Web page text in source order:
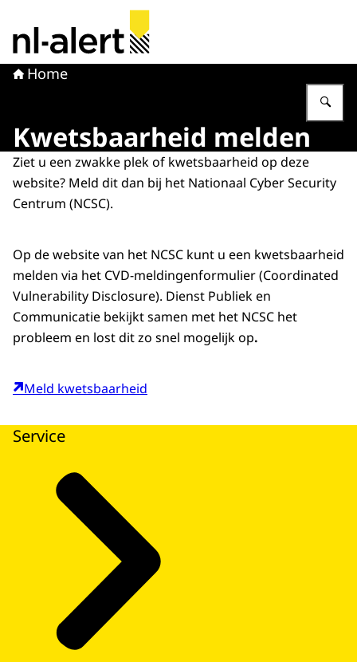
Naar de homepage van NL Alert
Home
Kwetsbaarheid melden
Ziet u een zwakke plek of kwetsbaarheid op deze
website? Meld dit dan bij het Nationaal Cyber Security
Centrum (NCSC).
Op de website van het NCSC kunt u een kwetsbaarheid
melden via het CVD-meldingenformulier (Coordinated
Vulnerability Disclosure). Dienst Publiek en
Communicatie bekijkt samen met het NCSC het
probleem en lost dit zo snel mogelijk op.
Meld kwetsbaarheid
Service